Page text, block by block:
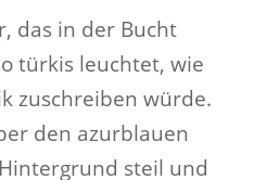
das in der Bucht
türkis leuchtet, wie
zuschreiben würde.
den azurblauen
steil und